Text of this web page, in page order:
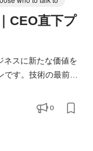
CEO直下プ
す。技術の最前線
務はなく100％プロ
0